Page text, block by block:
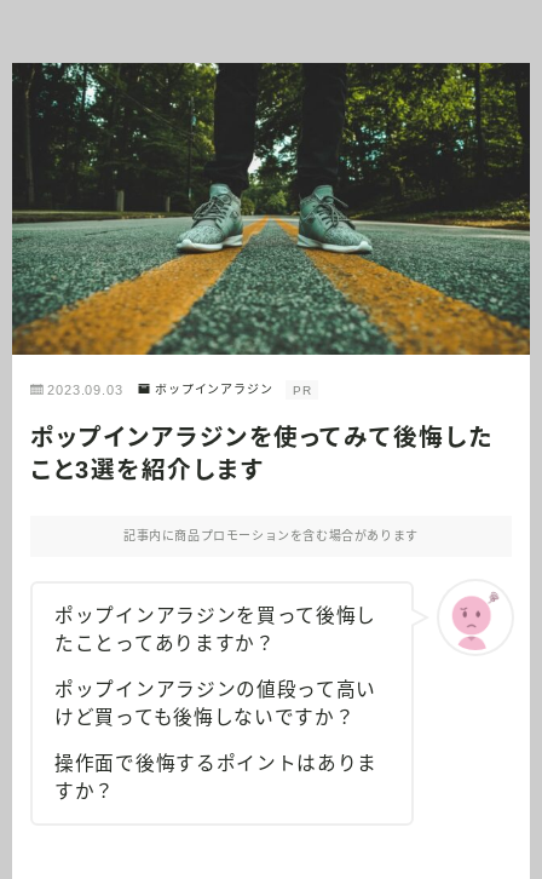
2023.09.03 ポップインアラジン PR
ポップインアラジンを使ってみて後悔した
こと3選を紹介します
記事内に商品プロモーションを含む場合があります
ポップインアラジンを買って後悔し
たことってありますか？
ポップインアラジンの値段って高い
けど買っても後悔しないですか？
操作面で後悔するポイントはありま
すか？